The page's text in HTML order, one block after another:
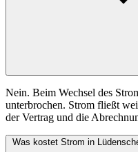
Nein. Beim Wechsel des
unterbrochen. Strom fließt
der Vertrag und die
Was kostet Strom in